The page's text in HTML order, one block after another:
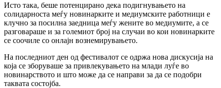
Исто така, беше потенцирано дека подигнувањето на
солидарноста меѓу новинарките и медиумските работници е
клучно за посилна заедница меѓу жените во медиумите, а се
разговараше и за големиот број на случаи во кои новинарките
се соочиле со онлајн вознемирувањето.
На последниот ден од фестивалот се одржа нова дискусија на
која се зборуваше за привлекувањето на млади луѓе во
новинарството и што може да се направи за да се подобри
таквата состојба.